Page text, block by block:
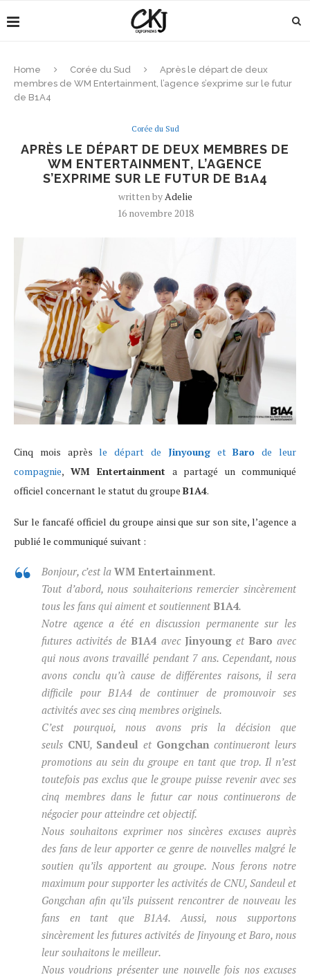
Home Corée du Sud
Après le départ de deux
membres de WM Entertainment, l’agence s’exprime sur le futur
de B1A4
Corée du Sud
APRÈS LE DÉPART DE DEUX MEMBRES DE
WM ENTERTAINMENT, L’AGENCE
S’EXPRIME SUR LE FUTUR DE B1A4
written byAdelie
16 novembre 2018
Cinq mois aprèsle départ de JinyoungetBaro de leur
compagnie, WM Entertainment a partagé un communiqué
officiel concernant le statut du groupe B1A4.
Sur le fancafé officiel du groupe ainsi que sur son site, l’agence a
publié le communiqué suivant :
Bonjour, c’est la WM Entertainment.
Tout d’abord, nous souhaiterions remercier sincèrement
tous les fans qui aiment et soutiennent B1A4.
Notre agence a été en discussion permanente sur les
futures activités de B1A4 avec Jinyounget Baro avec
qui nous avons travaillé pendant 7 ans. Cependant, nous
avons conclu qu’à cause de différentes raisons, il sera
difficile pour B1A4 de continuer de promouvoir ses
activités avec ses cinq membres originels.
C’est pourquoi, nous avons pris la décision que
seuls CNU, Sandeul et Gongchancontinueront leurs
promotions au sein du groupe en tant que trop. Il n’est
toutefois pas exclus que le groupe puisse revenir avec ses
cinq membres dans le futur car nous continuerons de
négocier pour atteindre cet objectif.
Nous souhaitons exprimer nos sincères excuses auprès
des fans de leur apporter ce genre de nouvelles malgré le
soutien qu’ils apportent au groupe. Nous ferons notre
maximum pour supporter les activités de CNU, Sandeul et
Gongchan afin qu’ils puissent rencontrer de nouveau les
fans en tant que B1A4. Aussi, nous supportons
sincèrement les futures activités de Jinyoung et Baro, nous
leur souhaitons le meilleur.
Nous voudrions présenter une nouvelle fois nos excuses